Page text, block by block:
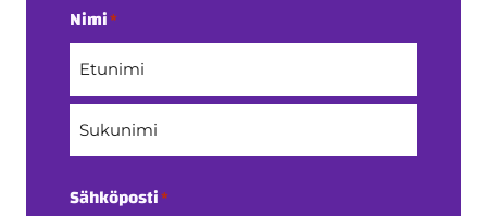
Nimi*
Etunimi
Sähköposti*